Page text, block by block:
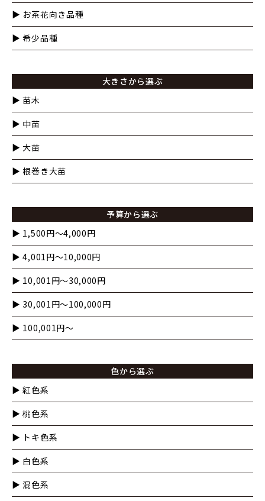
▶︎ お茶花向き品種
▶︎ 希少品種
大きさから選ぶ
▶︎ 苗木
▶︎ 中苗
▶︎ 大苗
▶︎ 根巻き大苗
予算から選ぶ
▶︎ 1,500円〜4,000円
▶︎ 4,001円〜10,000円
▶︎ 10,001円〜30,000円
▶︎ 30,001円〜100,000円
▶︎ 100,001円〜
色から選ぶ
▶︎ 紅色系
▶︎ 桃色系
▶︎ トキ色系
▶︎ 白色系
▶︎ 混色系